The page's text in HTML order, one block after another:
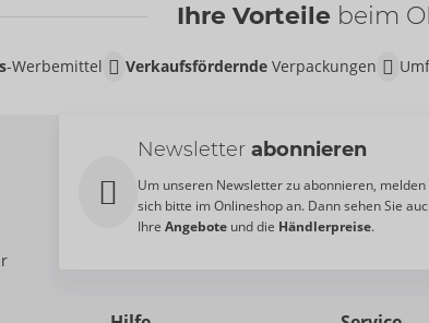
Ihre Vorteile beim
-Werbemittel VerkaufsförderndeVerpackungen
Newsletter abonnieren
Um unseren Newsletter zu abonnieren, melden
sich bitte im Onlineshop an. Dann sehen Sie
Ihre Angebote und die Händlerpreise.